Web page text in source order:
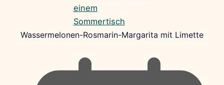
Wassermelonen-Rosmarin-Margarita mit Limette